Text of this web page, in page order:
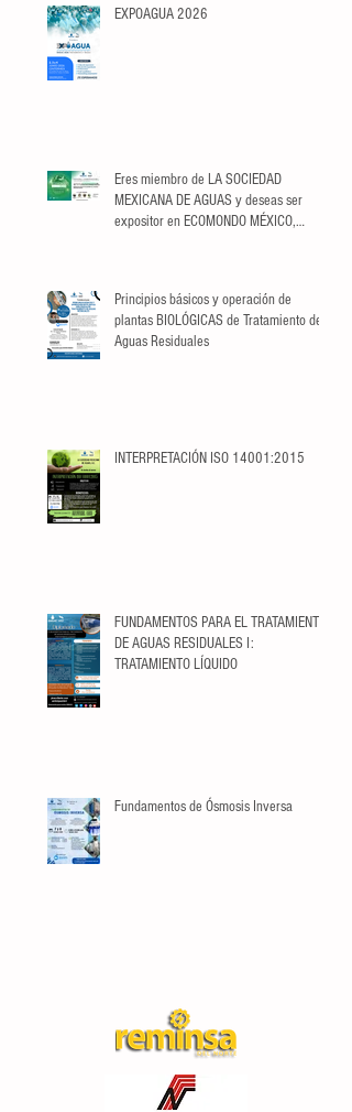
EXPOAGUA 2026
Eres miembro de LA SOCIEDAD
MEXICANA DE AGUAS y deseas ser
expositor en ECOMONDO MÉXICO,
Principios básicos y operación de
plantas BIOLÓGICAS de Tratamiento de
Aguas Residuales
INTERPRETACIÓN ISO 14001:2015
FUNDAMENTOS PARA EL TRATAMIENTO
DE AGUAS RESIDUALES I:
TRATAMIENTO LÍQUIDO
Fundamentos de Ósmosis Inversa